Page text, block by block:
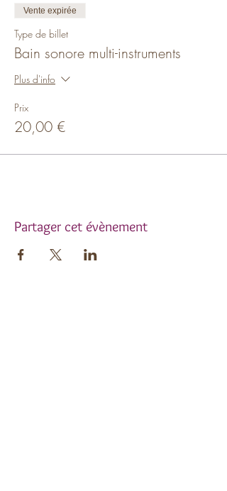
Vente expirée
Type de billet
Bain sonore multi-instruments
Plus d'info
Prix
20,00 €
Partager cet évènement